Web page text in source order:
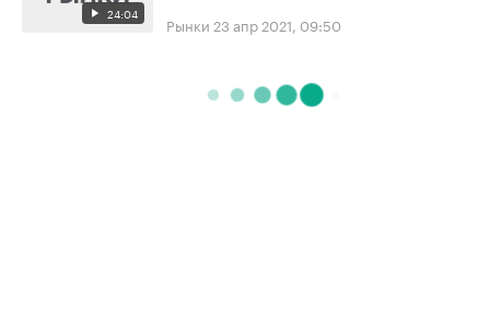
24:04 Рынки 23 апр 2021, 09:50